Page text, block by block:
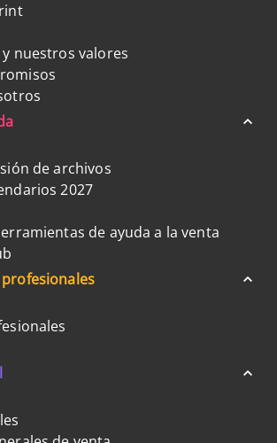
nuestros valores
de archivos
2027
de ayuda a la venta